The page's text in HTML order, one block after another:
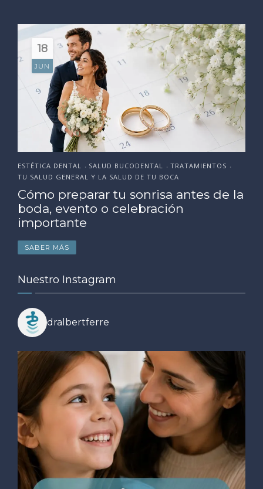
18
JUN
ESTÉTICA DENTAL • SALUD BUCODENTAL • TRATAMIENTOS •
TU SALUD GENERAL Y LA SALUD DE TU BOCA
Cómo preparar tu sonrisa antes de la
boda, evento o celebración
importante
SABER MÁS
Nuestro Instagram
dralbertferre